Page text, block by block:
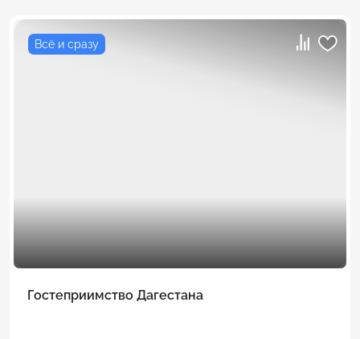
Всё и сразу
Гостеприимство Дагестана